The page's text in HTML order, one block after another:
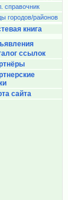
справочник
городов/райoнов
книга
ссылок
сайта